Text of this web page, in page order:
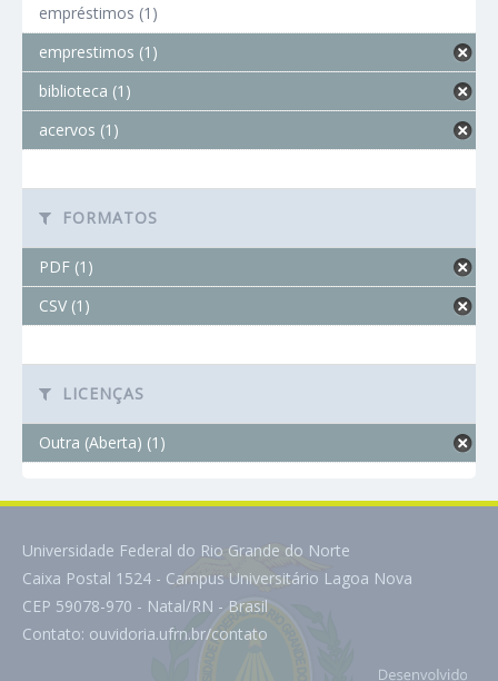
empréstimos (1)
emprestimos (1)
biblioteca (1)
acervos (1)
FORMATOS
PDF (1)
CSV (1)
LICENÇAS
Outra (Aberta) (1)
Universidade Federal do Rio Grande do Norte
Caixa Postal 1524 - Campus Universitário Lagoa Nova
CEP 59078-970 - Natal/RN - Brasil
Contato: ouvidoria.ufrn.br/contato